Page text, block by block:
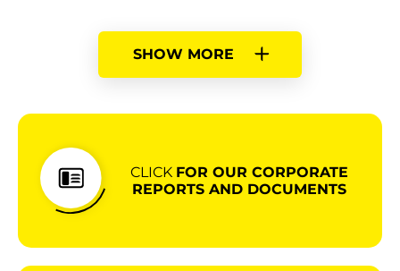
SHOW MORE
CLICK FOR OUR CORPORATE
REPORTS AND DOCUMENTS